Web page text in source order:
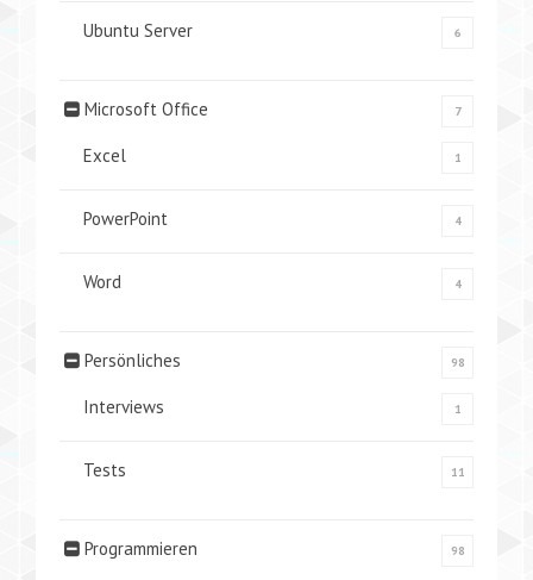
Ubuntu Server 6
Microsoft Office 7
Excel 1
PowerPoint 4
Word 4
Persönliches 98
Interviews 1
Tests 11
Programmieren 98